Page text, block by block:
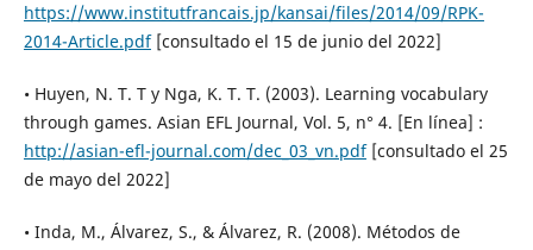
https://www.institutfrancais.jp/kansai/files/2014/09/RPK-
2014-Article.pdf[consultado el 15 de junio del 2022]
• Huyen, N. T. T y Nga, K. T. T. (2003). Learning vocabulary
through games. Asian EFL Journal, Vol. 5, n° 4. [En línea] :
http://asian-efl-journal.com/dec_03_vn.pdf[consultado el 25
de mayo del 2022]
• Inda, M., Álvarez, S., & Álvarez, R. (2008). Métodos de